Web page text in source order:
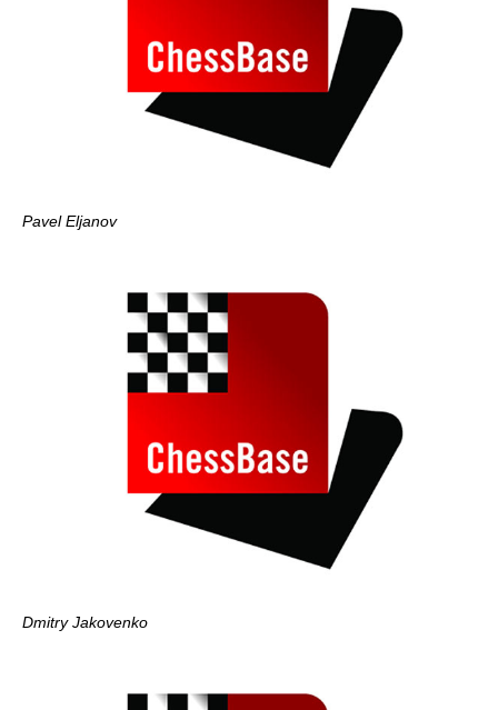
Pavel Eljanov
Dmitry Jakovenko